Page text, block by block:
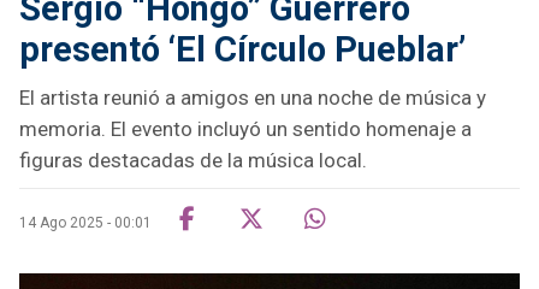
Sergio “Hongo” Guerrero
presentó ‘El Círculo Pueblar’
El artista reunió a amigos en una noche de música y
memoria. El evento incluyó un sentido homenaje a
figuras destacadas de la música local.
14 Ago 2025 - 00:01